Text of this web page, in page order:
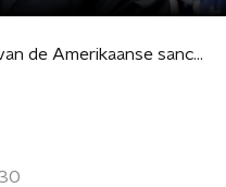
De gevolgen van de Amerikaanse sancties tegen het Internationaal Strafhof